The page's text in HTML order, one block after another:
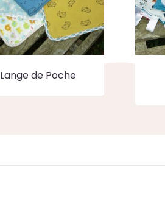
Lange de Poche